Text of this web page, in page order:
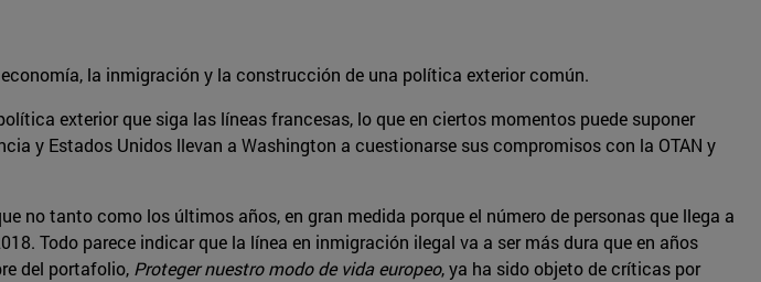
la inmigración y la construcción de una política exterior común.
exterior que siga las líneas francesas, lo que en ciertos momentos puede suponer
y Estados Unidos llevan a Washington a cuestionarse sus compromisos con la OTAN y
no tanto como los últimos años, en gran medida porque el número de personas que llega a
Todo parece indicar que la línea en inmigración ilegal va a ser más dura que en años
del portafolio, Proteger nuestro modo de vida europeo, ya ha sido objeto de críticas por